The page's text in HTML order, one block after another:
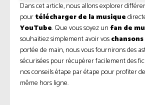
Dans cet article, nous allons explorer
pourtélécharger de la musique
YouTube. Que vous soyez un fan de
souhaitiez simplement avoir vos
portée de main, nous vous fournirons des
sécurisées pour récupérer facilement des
nos conseils étape par étape pour profiter
même hors ligne.